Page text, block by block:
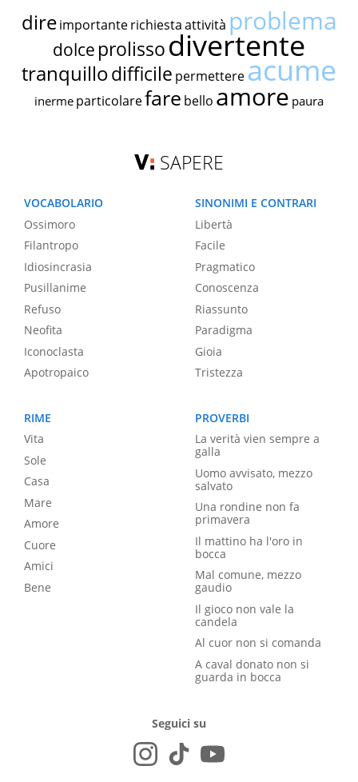
dire importante richiestaattività problema
dolce prolissodivertente
tranquillodifficile permettereacume
inerme particolarefare bello amore paura
SAPERE
VOCABOLARIO
Ossimoro
Filantropo
Idiosincrasia
Pusillanime
Refuso
Neofita
Iconoclasta
Apotropaico
SINONIMI E CONTRARI
Libertà
Facile
Pragmatico
Conoscenza
Riassunto
Paradigma
Gioia
Tristezza
RIME
Vita
Sole
Casa
Mare
Amore
Cuore
Amici
Bene
PROVERBI
La verità vien sempre a
galla
Uomo avvisato, mezzo
salvato
Una rondine non fa
primavera
Il mattino ha l'oro in
bocca
Mal comune, mezzo
gaudio
Il gioco non vale la
candela
Al cuor non si comanda
A caval donato non si
guarda in bocca
Seguici su